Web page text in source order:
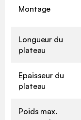
Montage
Longueur du
plateau
Epaisseur du
plateau
Poids max.